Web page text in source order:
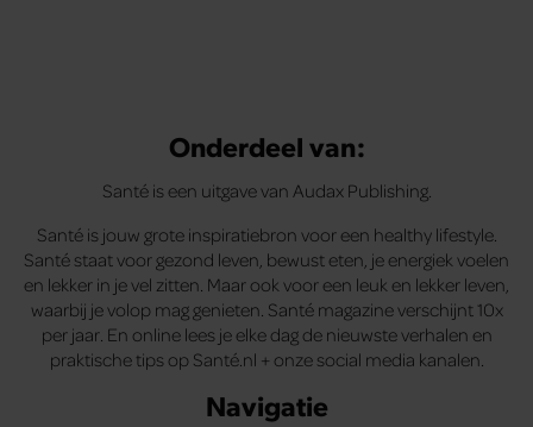
Onderdeel van:
Santé is een uitgave van Audax Publishing.
Santé is jouw grote inspiratiebron voor een healthy lifestyle.
Santé staat voor gezond leven, bewust eten, je energiek voelen
en lekker in je vel zitten. Maar ook voor een leuk en lekker leven,
waarbij je volop mag genieten. Santé magazine verschijnt 10x
per jaar. En online lees je elke dag de nieuwste verhalen en
praktische tips op Santé.nl + onze social media kanalen.
Navigatie